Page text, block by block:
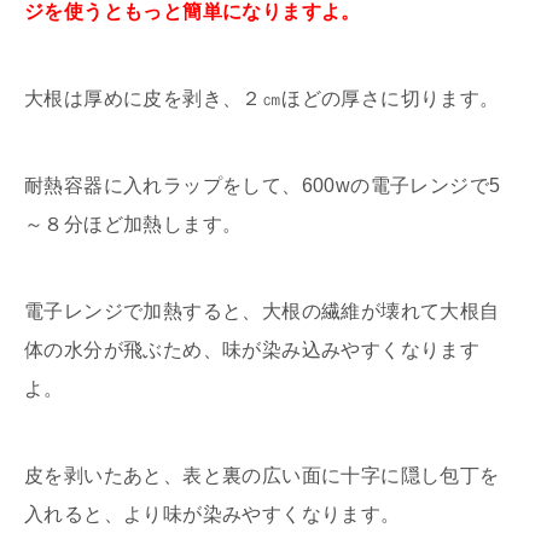
ジを使うともっと簡単になりますよ。
大根は厚めに皮を剥き、２㎝ほどの厚さに切ります。
耐熱容器に入れラップをして、600wの電子レンジで5
～８分ほど加熱します。
電子レンジで加熱すると、大根の繊維が壊れて大根自
体の水分が飛ぶため、味が染み込みやすくなります
よ。
皮を剥いたあと、表と裏の広い面に十字に隠し包丁を
入れると、より味が染みやすくなります。